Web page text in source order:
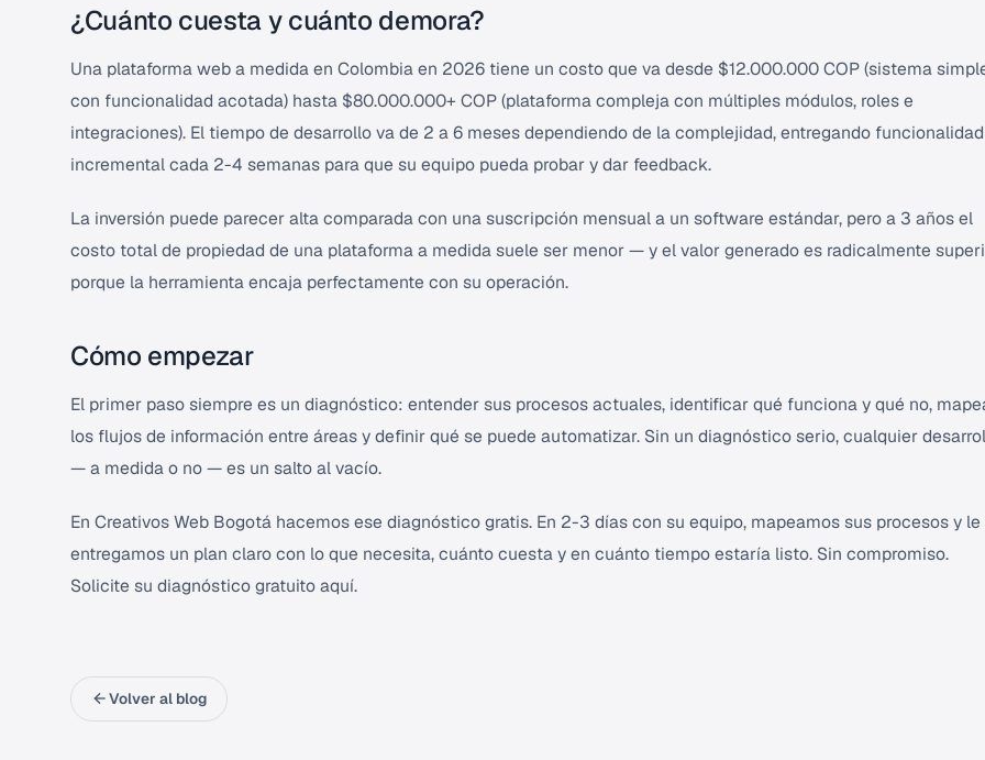
¿Cuánto cuesta y cuánto demora?
Una plataforma web a medida en Colombia en 2026 tiene un costo que va desde $12.000.000 COP (sistema
con funcionalidad acotada) hasta $80.000.000+ COP (plataforma compleja con múltiples módulos, roles e
integraciones). El tiempo de desarrollo va de 2 a 6 meses dependiendo de la complejidad, entregando funcionalidad
incremental cada 2-4 semanas para que su equipo pueda probar y dar feedback.
La inversión puede parecer alta comparada con una suscripción mensual a un software estándar, pero a 3 años el
costo total de propiedad de una plataforma a medida suele ser menor — y el valor generado es radicalmente
porque la herramienta encaja perfectamente con su operación.
Cómo empezar
El primer paso siempre es un diagnóstico: entender sus procesos actuales, identificar qué funciona y qué no,
los flujos de información entre áreas y definir qué se puede automatizar. Sin un diagnóstico serio, cualquier
— a medida o no — es un salto al vacío.
En Creativos Web Bogotá hacemos ese diagnóstico gratis. En 2-3 días con su equipo, mapeamos sus procesos y le
entregamos un plan claro con lo que necesita, cuánto cuesta y en cuánto tiempo estaría listo. Sin compromiso.
Solicite su diagnóstico gratuito aquí.
Volver al blog